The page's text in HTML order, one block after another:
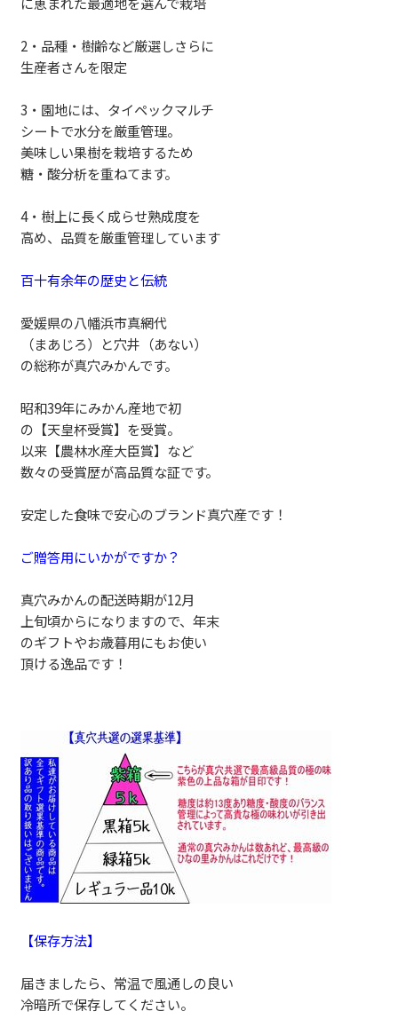
2・品種・樹齢など厳選しさらに
生産者さんを限定
3・園地には、タイペックマルチ
シートで水分を厳重管理。
美味しい果樹を栽培するため
糖・酸分析を重ねてます。
4・樹上に長く成らせ熟成度を
高め、品質を厳重管理しています
百十有余年の歴史と伝統
愛媛県の八幡浜市真網代
（まあじろ）と穴井（あない）
の総称が真穴みかんです。
昭和39年にみかん産地で初
の【天皇杯受賞】を受賞。
以来【農林水産大臣賞】など
数々の受賞歴が高品質な証です。
安定した食味で安心のブランド真穴産です！
ご贈答用にいかがですか？
真穴みかんの配送時期が12月
上旬頃からになりますので、年末
のギフトやお歳暮用にもお使い
頂ける逸品です！
【保存方法】
届きましたら、常温で風通しの良い
冷暗所で保存してください。